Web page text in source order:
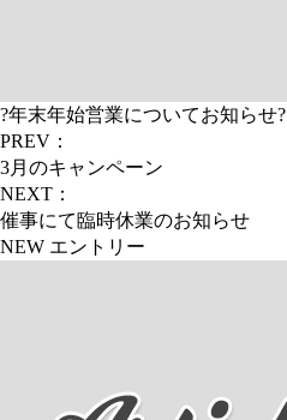
?年末年始営業についてお知らせ?
PREV：
3月のキャンペーン
NEXT：
催事にて臨時休業のお知らせ
NEW エントリー